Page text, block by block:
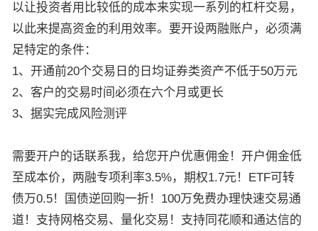
以让投资者用比较低的成本来实现一系列的杠杆交易，
以此来提高资金的利用效率。要开设两融账户，必须满
足特定的条件：
1、开通前20个交易日的日均证券类资产不低于50万元
2、客户的交易时间必须在六个月或更长
3、据实完成风险测评
需要开户的话联系我，给您开户优惠佣金！开户佣金低
至成本价，两融专项利率3.5%，期权1.7元！ETF可转
债万0.5！国债逆回购一折！100万免费办理快速交易通
道！支持网格交易、量化交易！支持同花顺和通达信的